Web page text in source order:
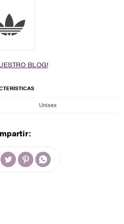
BLOG!
Unisex
  